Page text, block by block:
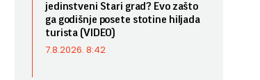
jedinstveni Stari grad? Evo zašto
ga godišnje posete stotine hiljada
turista (VIDEO)
7.8.2026. 8:42